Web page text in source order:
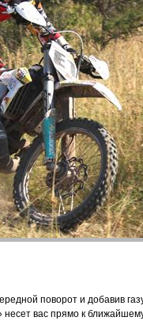
поворот и добавив
несет вас прямо к